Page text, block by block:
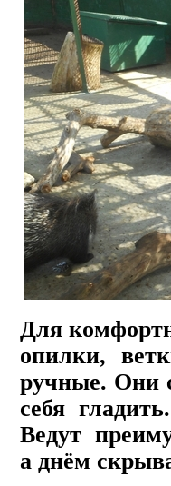
Для
опилки,
ручные. Они
себя
Ведут
а днём